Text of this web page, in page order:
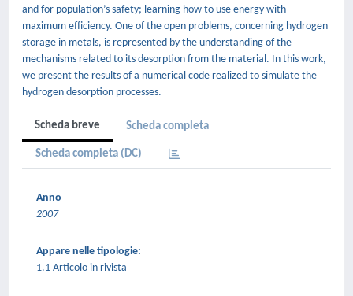
and for population’s safety; learning how to use energy with
maximum efficiency. One of the open problems, concerning hydrogen
storage in metals, is represented by the understanding of the
mechanisms related to its desorption from the material. In this work,
we present the results of a numerical code realized to simulate the
hydrogen desorption processes.
Scheda breve Scheda completa
Scheda completa (DC)
Anno
2007
Appare nelle tipologie:
1.1 Articolo in rivista